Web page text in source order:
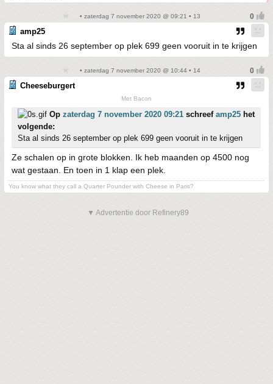
• zaterdag 7 november 2020 @ 09:21 • 13
amp25
Sta al sinds 26 september op plek 699 geen vooruit in te krijgen
• zaterdag 7 november 2020 @ 10:44 • 14
Cheeseburgert
Met Bacon
Op zaterdag 7 november 2020 09:21 schreef amp25 het
volgende:
Sta al sinds 26 september op plek 699 geen vooruit in te krijgen
Ze schalen op in grote blokken. Ik heb maanden op 4500 nog
wat gestaan. En toen in 1 klap een plek.
You know what they call a Quarter Pounder with Cheese in Paris?
▼ Advertentie door Refinery89